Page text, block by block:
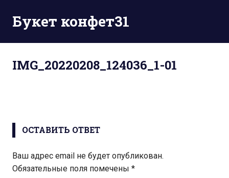
содержимому
Букет конфет31
IMG_20220208_124036_1-01
ОСТАВИТЬ ОТВЕТ
Ваш адрес email не будет опубликован.
Обязательные поля помечены *